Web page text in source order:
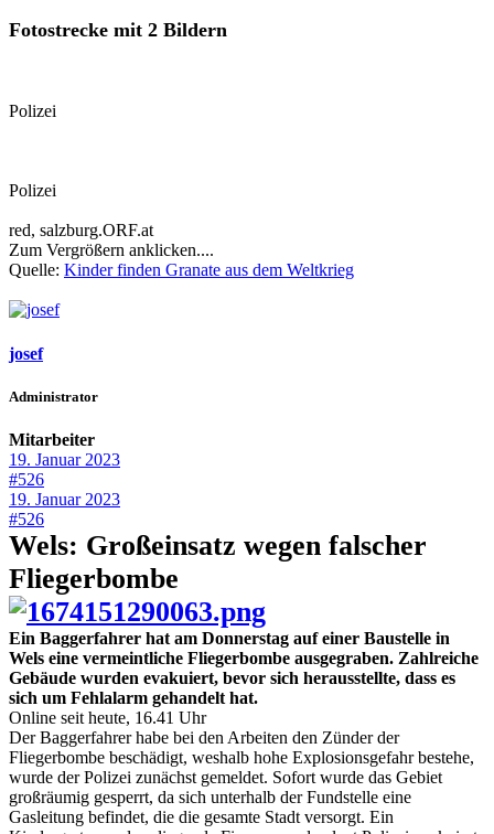
Fotostrecke mit 2 Bildern
Polizei
Polizei
red, salzburg.ORF.at
Zum Vergrößern anklicken....
Quelle: Kinder finden Granate aus dem Weltkrieg
josef
Administrator
Mitarbeiter
19. Januar 2023
#526
19. Januar 2023
#526
Wels: Großeinsatz wegen falscher
Fliegerbombe
Ein Baggerfahrer hat am Donnerstag auf einer Baustelle in
Wels eine vermeintliche Fliegerbombe ausgegraben. Zahlreiche
Gebäude wurden evakuiert, bevor sich herausstellte, dass es
sich um Fehlalarm gehandelt hat.
Online seit heute, 16.41 Uhr
Der Baggerfahrer habe bei den Arbeiten den Zünder der
Fliegerbombe beschädigt, weshalb hohe Explosionsgefahr bestehe,
wurde der Polizei zunächst gemeldet. Sofort wurde das Gebiet
großräumig gesperrt, da sich unterhalb der Fundstelle eine
Gasleitung befindet, die die gesamte Stadt versorgt. Ein